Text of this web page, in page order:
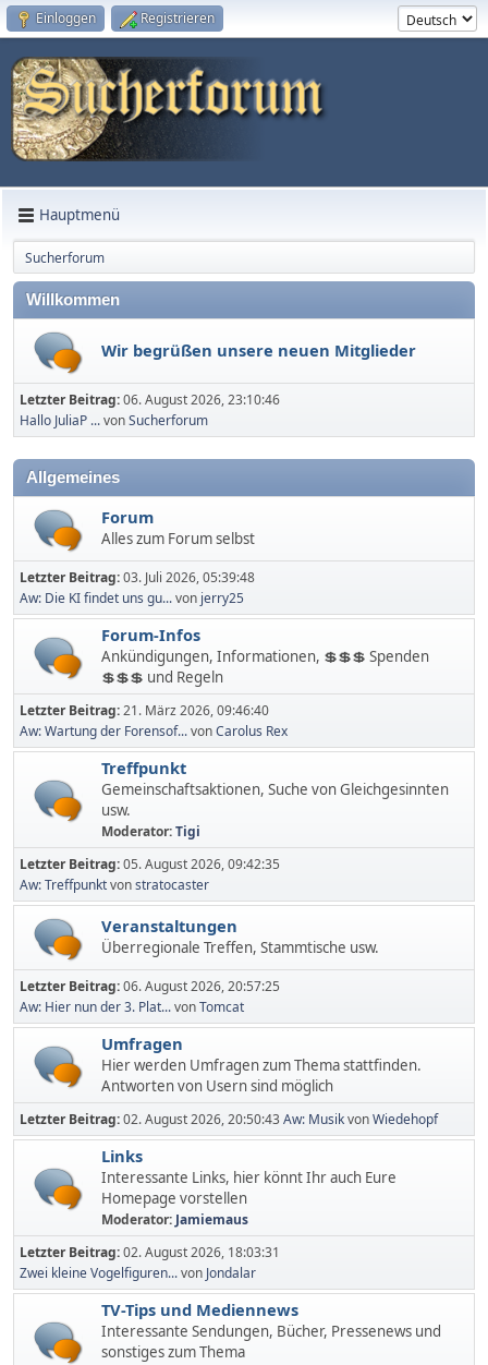
Einloggen Registrieren
Hauptmenü
Sucherforum
Willkommen
Wir begrüßen unsere neuen Mitglieder
Letzter Beitrag:06. August 2026, 23:10:46
Hallo JuliaP ...vonSucherforum
Allgemeines
Forum
Alles zum Forum selbst
Letzter Beitrag:03. Juli 2026, 05:39:48
Aw: Die KI findet uns gu...von jerry25
Forum-Infos
Ankündigungen, Informationen, 💲💲💲 Spenden
💲💲💲 und Regeln
Letzter Beitrag:21. März 2026, 09:46:40
Aw: Wartung der Forensof...vonCarolus Rex
Treffpunkt
Gemeinschaftsaktionen, Suche von Gleichgesinnten
usw.
Moderator:Tigi
Letzter Beitrag:05. August 2026, 09:42:35
Aw: Treffpunktvonstratocaster
Veranstaltungen
Überregionale Treffen, Stammtische usw.
Letzter Beitrag:06. August 2026, 20:57:25
Aw: Hier nun der 3. Plat...vonTomcat
Umfragen
Hier werden Umfragen zum Thema stattfinden.
Antworten von Usern sind möglich
Letzter Beitrag:02. August 2026, 20:50:43Aw: MusikvonWiedehopf
Links
Interessante Links, hier könnt Ihr auch Eure
Homepage vorstellen
Moderator: Jamiemaus
Letzter Beitrag:02. August 2026, 18:03:31
Zwei kleine Vogelfiguren...von Jondalar
TV-Tips und Mediennews
Interessante Sendungen, Bücher, Pressenews und
sonstiges zum Thema